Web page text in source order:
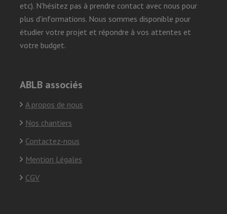
etc). N'hésitez pas à prendre contact avec nous pour
plus d'informations. Nous sommes disponible pour
étudier votre projet et répondre à vos attentes et
votre budget.
ABLB associés
A propos de nous
Nos chantiers
Contactez-nous
Mention Légales
CGV